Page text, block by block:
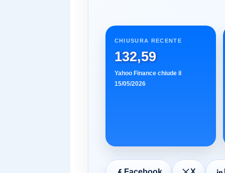
CHIUSURA RECENTE
132,59
Yahoo Finance chiude il
15/05/2026